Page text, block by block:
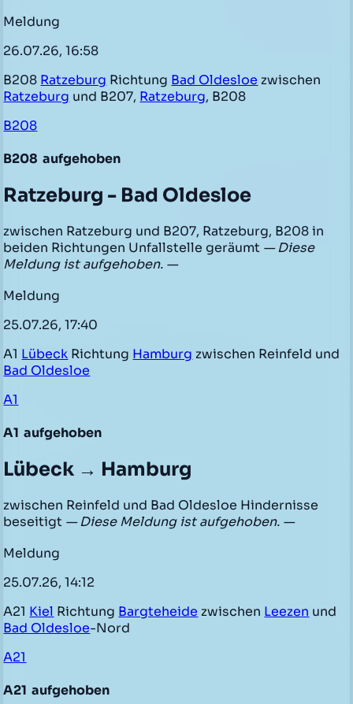
Meldung
26.07.26, 16:58
B208 Ratzeburg Richtung Bad Oldesloe zwischen
Ratzeburg und B207, Ratzeburg, B208
B208
B208 aufgehoben
Ratzeburg - Bad Oldesloe
zwischen Ratzeburg und B207, Ratzeburg, B208 in
beiden Richtungen Unfallstelle geräumt — Diese
Meldung ist aufgehoben. —
Meldung
25.07.26, 17:40
A1 Lübeck Richtung Hamburg zwischen Reinfeld und
Bad Oldesloe
A1
A1 aufgehoben
Lübeck → Hamburg
zwischen Reinfeld und Bad Oldesloe Hindernisse
beseitigt — Diese Meldung ist aufgehoben. —
Meldung
25.07.26, 14:12
A21 Kiel Richtung Bargteheide zwischen Leezen und
Bad Oldesloe-Nord
A21
A21 aufgehoben